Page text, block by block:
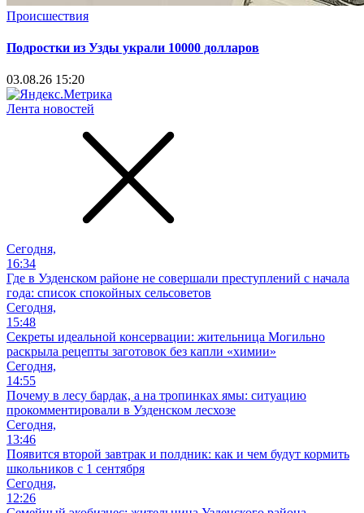
Происшествия
Подростки из Узды украли 10000 долларов
03.08.26 15:20
Лента новостей
Сегодня,
16:34
Где в Узденском районе не совершали преступлений с начала
года: список спокойных сельсоветов
Сегодня,
15:48
Секреты идеальной консервации: жительница Могильно
раскрыла рецепты заготовок без капли «химии»
Сегодня,
14:55
Почему в лесу бардак, а на тропинках ямы: ситуацию
прокомментировали в Узденском лесхозе
Сегодня,
13:46
Появится второй завтрак и полдник: как и чем будут кормить
школьников с 1 сентября
Сегодня,
12:26